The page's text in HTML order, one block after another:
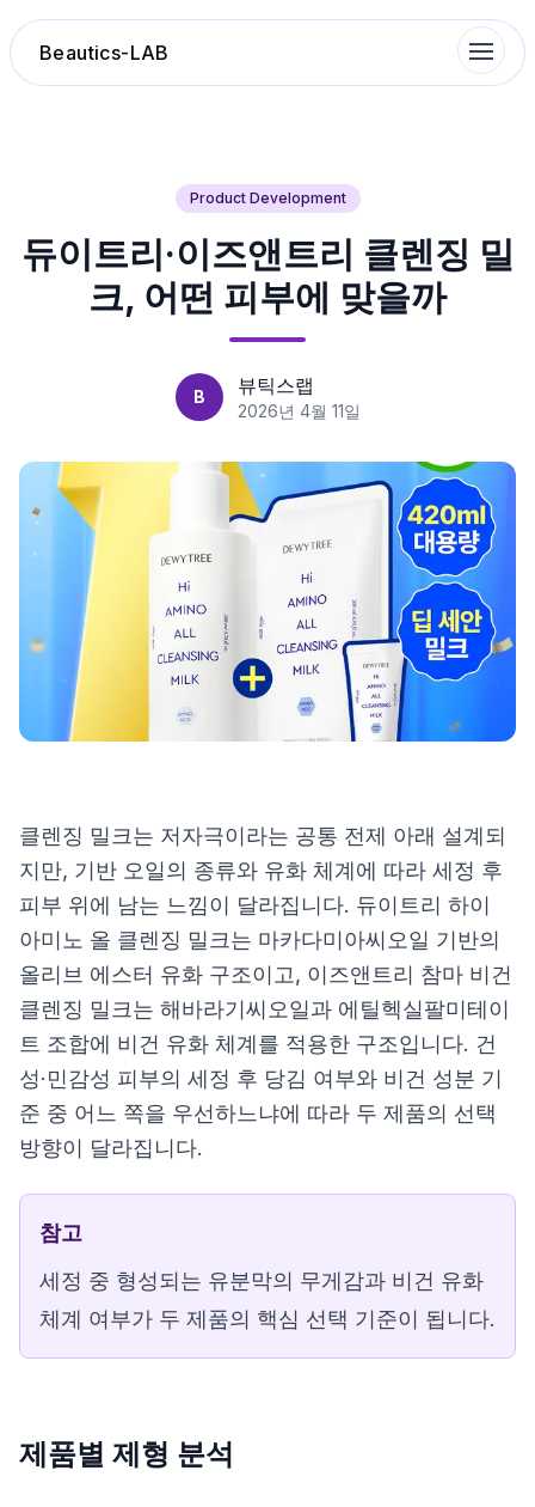
Beautics-LAB
성분분석
나의 스킨케어
루틴탐색
제품비교
Login
Product Development
듀이트리·이즈앤트리 클렌징 밀
크, 어떤 피부에 맞을까
B 뷰틱스랩
2026년 4월 11일
클렌징 밀크는 저자극이라는 공통 전제 아래 설계되
지만, 기반 오일의 종류와 유화 체계에 따라 세정 후
피부 위에 남는 느낌이 달라집니다. 듀이트리 하이
아미노 올 클렌징 밀크는 마카다미아씨오일 기반의
올리브 에스터 유화 구조이고, 이즈앤트리 참마 비건
클렌징 밀크는 해바라기씨오일과 에틸헥실팔미테이
트 조합에 비건 유화 체계를 적용한 구조입니다. 건
성·민감성 피부의 세정 후 당김 여부와 비건 성분 기
준 중 어느 쪽을 우선하느냐에 따라 두 제품의 선택
방향이 달라집니다.
참고
세정 중 형성되는 유분막의 무게감과 비건 유화
체계 여부가 두 제품의 핵심 선택 기준이 됩니다.
제품별 제형 분석